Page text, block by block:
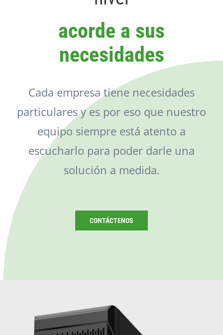
acorde a sus
necesidades
Cada empresa tiene necesidades
particulares y es por eso que nuestro
equipo siempre está atento a
escucharlo para poder darle una
solución a medida.
CONTÁCTENOS